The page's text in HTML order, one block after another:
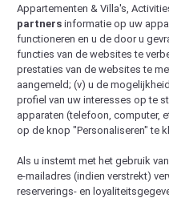
Appartementen & Villa's,
partners informatie op uw
functioneren en u de door u
functies van de websites te
prestaties van de websites te
aangemeld; (v) u de
profiel van uw interesses op te
apparaten (telefoon, computer,
op de knop "Personaliseren" te
Als u instemt met het gebruik
e-mailadres (indien verstrekt)
reserverings- en